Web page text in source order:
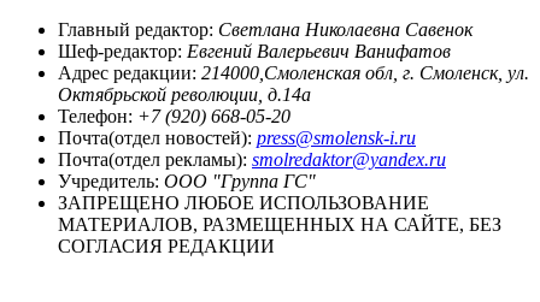
Главный редактор: Светлана Николаевна Савенок
Шеф-редактор: Евгений Валерьевич Ванифатов
Адрес редакции: 214000,Смоленская обл, г. Смоленск, ул.
Октябрьской революции, д.14а
Телефон: +7 (920) 668-05-20
Почта(отдел новостей): press@smolensk-i.ru
Почта(отдел рекламы): smolredaktor@yandex.ru
Учредитель: ООО "Группа ГС"
ЗАПРЕЩЕНО ЛЮБОЕ ИСПОЛЬЗОВАНИЕ
МАТЕРИАЛОВ, РАЗМЕЩЕННЫХ НА САЙТЕ, БЕЗ
СОГЛАСИЯ РЕДАКЦИИ